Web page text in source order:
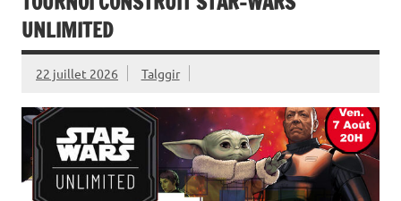
UNLIMITED
22 juillet 2026 Talggir